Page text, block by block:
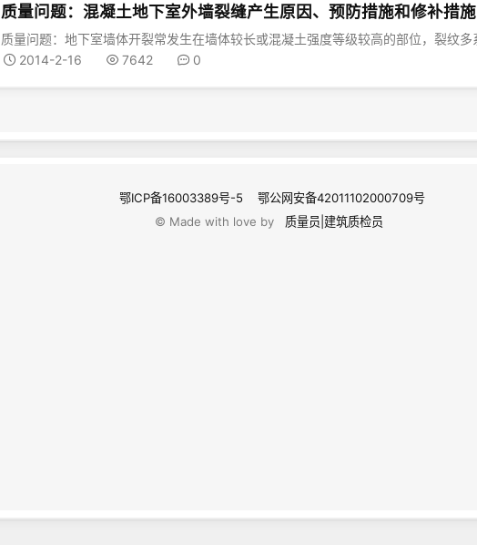
质量问题：混凝土地下室外墙裂缝产生原因、预防措施和修补措施
2014-2-16
7642 0
鄂ICP备16003389号-5
鄂公网安备42011102000709号
© Made with love by
质量员|建筑质检员